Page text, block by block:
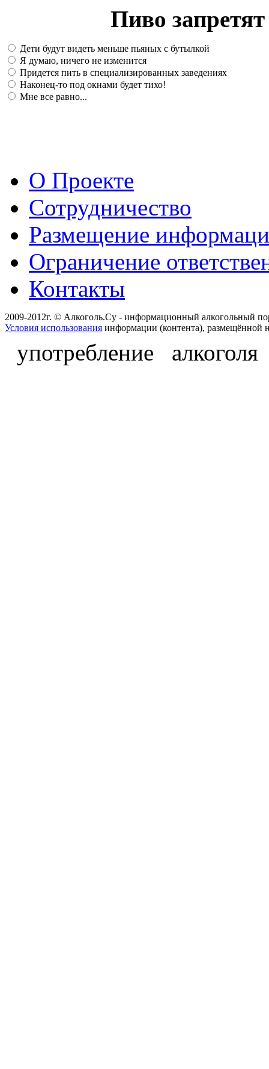
Пиво
Дети будут видеть меньше пьяных с бутылкой
Я думаю, ничего не изменится
Придется пить в специализированных заведениях
Наконец-то под окнами будет тихо!
Мне все равно...
О Проекте
Сотрудничество
Размещение
Ограничение
Контакты
2009-2012г. © Алкоголь.Су - информационный алкогольный
Условия использования информации (контента), размещённой
употребление